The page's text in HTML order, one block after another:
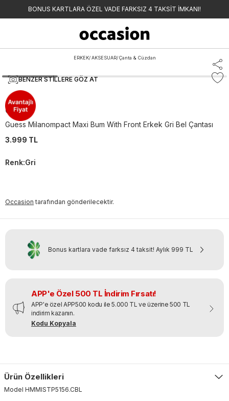
BONUS KARTLARA ÖZEL VADE FARKSIZ 4 TAKSİT İMKANI!
ERKEK/ AKSESUAR/ Çanta & Cüzdan
BENZER STILLERE GÖZ AT
Guess
Guess Milanompact Maxi Bum With Front Erkek Gri Bel Çantası
3.999 TL
Renk:Gri
Occasion tarafından gönderilecektir.
Bonus kartlara vade farksız 4 taksit! Aylık 999 TL
APP'e Özel 500 TL İndirim Fırsatı!
APP'e özel APP500 kodu ile 5.000 TL ve üzerine 500 TL
indirim kazanın.
Kodu Kopyala
Ürün Özellikleri
Model HMMISTP5156.CBL